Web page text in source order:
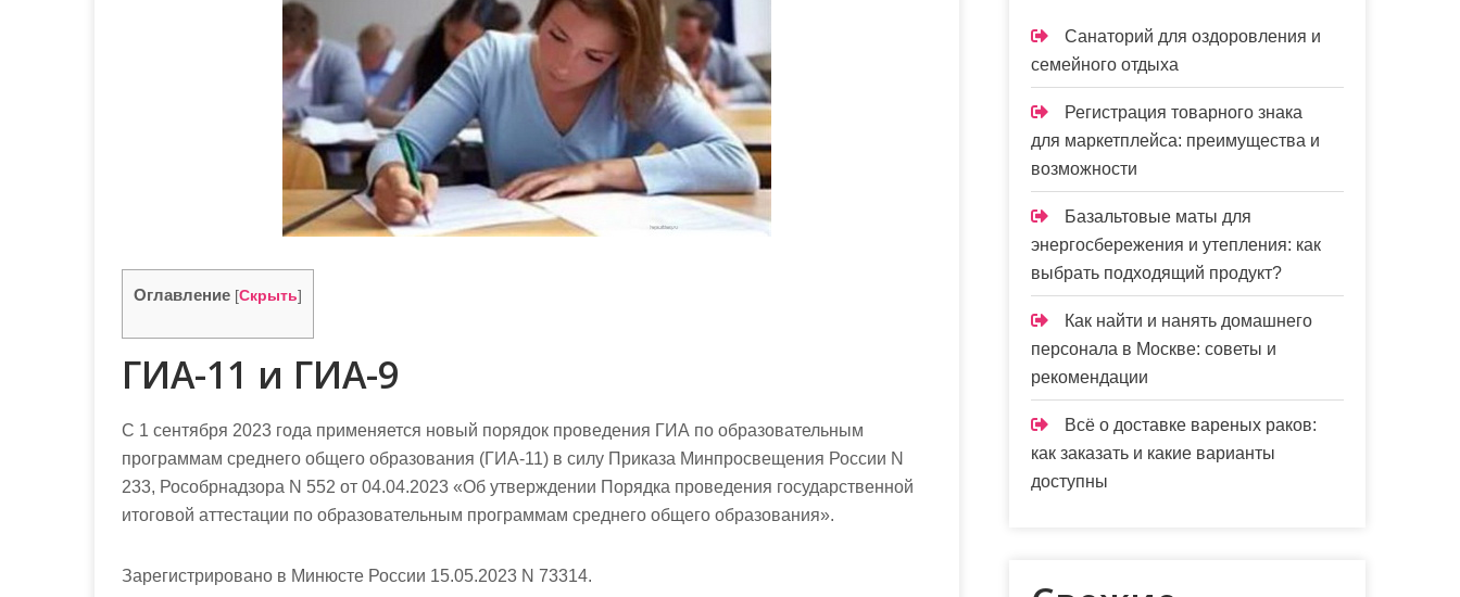
Оглавление [Скрыть]
ГИА-11 и ГИА-9
С 1 сентября 2023 года применяется новый порядок проведения ГИА по образовательным
программам среднего общего образования (ГИА-11) в силу Приказа Минпросвещения России N
233, Рособрнадзора N 552 от 04.04.2023 «Об утверждении Порядка проведения государственной
итоговой аттестации по образовательным программам среднего общего образования».
Зарегистрировано в Минюсте России 15.05.2023 N 73314.
Санаторий для оздоровления и
семейного отдыха
Регистрация товарного знака
для маркетплейса: преимущества и
возможности
Базальтовые маты для
энергосбережения и утепления: как
выбрать подходящий продукт?
Как найти и нанять домашнего
персонала в Москве: советы и
рекомендации
Всё о доставке вареных раков:
как заказать и какие варианты
доступны